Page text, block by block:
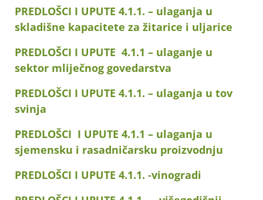
PREDLOŠCI I UPUTE 4.1.1. – ulaganja u
skladišne kapacitete za žitarice i uljarice
PREDLOŠCI I UPUTE 4.1.1 – ulaganje u
sektor mliječnog govedarstva
PREDLOŠCI I UPUTE 4.1.1. – ulaganja u tov
svinja
PREDLOŠCI I UPUTE 4.1.1 – ulaganja u
sjemensku i rasadničarsku proizvodnju
PREDLOŠCI I UPUTE 4.1.1. -vinogradi